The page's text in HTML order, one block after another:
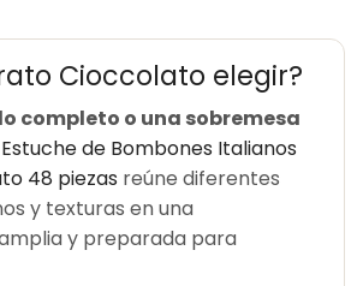
Cioccolato elegir?
completo o una sobremesa
Estuche de Bombones Italianos
48 piezas reúne diferentes
y texturas en una
y preparada para